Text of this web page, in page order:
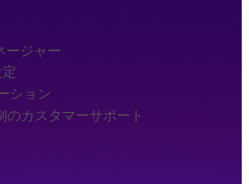
ージャー
ション
カスタマーサポート